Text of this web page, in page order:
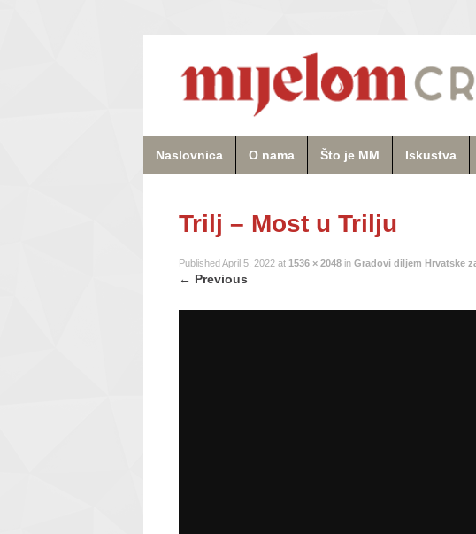
Naslovnica O nama Što je MM Iskustva
Trilj – Most u Trilju
Published April 5, 2022 at 1536 × 2048 in Gradovi diljem Hrvatske
← Previous